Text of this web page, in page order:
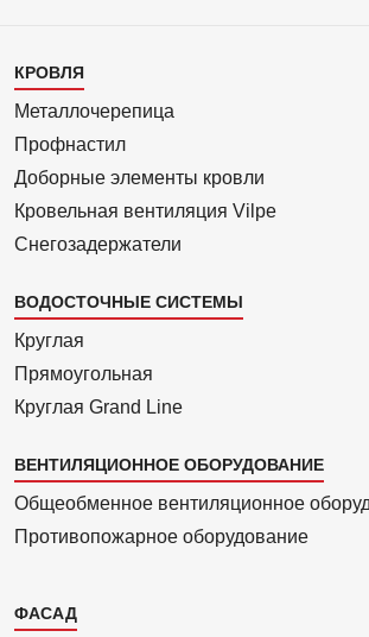
Каталог
1
КРОВЛЯ
Металлочерепица
Профнастил
Доборные элементы кровли
Кровельная вентиляция Vilpe
Снегозадержатели
ВОДОСТОЧНЫЕ СИСТЕМЫ
Круглая
Прямоуголь­ная
Круглая Grand Line
ВЕНТИЛЯЦИОННОЕ ОБОРУДОВАНИЕ
Общеобменное вентиляционное
Противопожарное оборудование
Каталог
ФАСАД